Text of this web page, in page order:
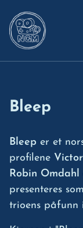
Bleep
Bleep er et
profilene
Robin Omdahl
presenteres
trioens påfunn